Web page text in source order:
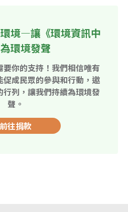
境—讓《環境資訊中
環境發聲
要你的支持！我們相信唯有
促成民眾的參與和行動，邀
列，讓我們持續為環境發
聲。
前往捐款